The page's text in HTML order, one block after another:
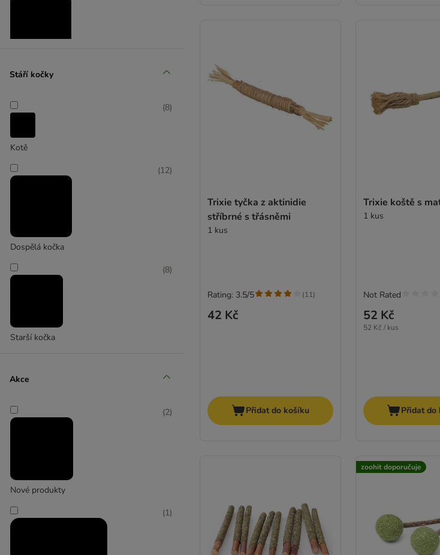
TIAKI
Stáří kočky
Kotě
(8)
Dospělá kočka
(12)
Starší kočka
(8)
Akce
Nové produkty
(2)
(1)
Trixie tyčka z aktinidie
stříbrné s třásněmi
1 kus
42 Kč
Rating: 3.5/5 (11)
Přidat do košíku
Trixie koště s
1 kus
52 Kč
52 Kč / kus
Not Rated
Přidat do
zoohit doporučuje